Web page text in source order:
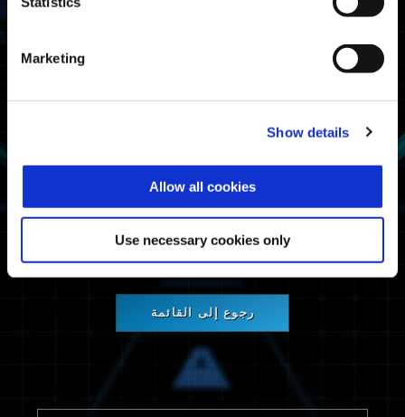
Marketing
Show details
Allow all cookies
Use necessary cookies only
Windows
PlayStation®4
Steam®
نعتذر عن الإزعاج ونشكرك على سعة صدرك
وتعاونك.
رجوع إلى القائمة